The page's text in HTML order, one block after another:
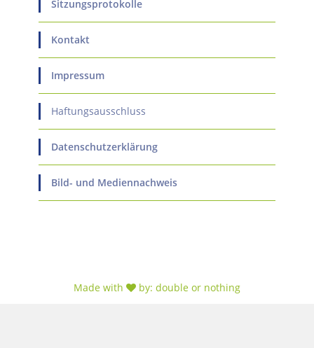
Sitzungsprotokolle
Kontakt
Impressum
Haftungsausschluss
Datenschutzerklärung
Bild- und Mediennachweis
Made with by: double or nothing